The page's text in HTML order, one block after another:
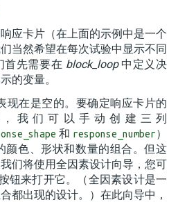
应卡片（在上面的示例中是一个
当然希望在每次试验中显示不同
首先需要在 block_loop中定义决
的变量。
现在是空的。要确定响应卡片的
我们可以手动创建三列
和 response_number）
颜色、形状和数量的组合。但这
们将使用全因素设计向导，您可
钮来打开它。（全因素设计是一
都出现的设计。）在此向导中，